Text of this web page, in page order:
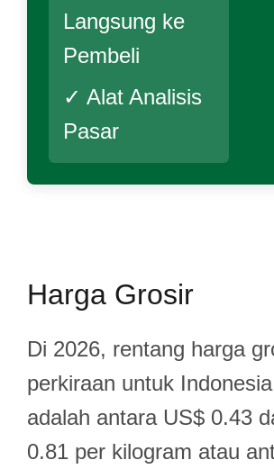
Langsung ke
Pembeli
✓ Alat Analisis
Pasar
Harga Grosir
Di 2026, rentang harga
perkiraan untuk
adalah antara US$ 0.43
0.81 per kilogram atau